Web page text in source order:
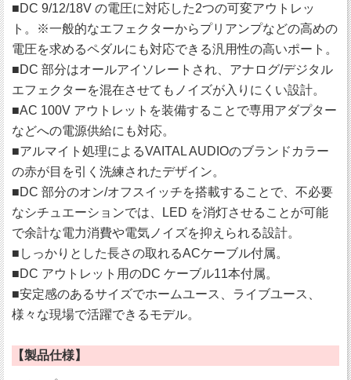
■DC 9/12/18V の電圧に対応した2つの可変アウトレッ
ト。※一般的なエフェクターからプリアンプなどの高めの
電圧を求めるペダルにも対応できる汎用性の高いポート。
■DC 部分はオールアイソレートされ、アナログ/デジタル
エフェクターを混在させてもノイズが入りにくい設計。
■AC 100V アウトレットを装備することで専用アダプター
などへの電源供給にも対応。
■アルマイト処理によるVAITAL AUDIOのブランドカラー
の赤が目を引く洗練されたデザイン。
■DC 部分のオン/オフスイッチを搭載することで、不必要
なシチュエーションでは、LED を消灯させることが可能
で余計な電力消費や電気ノイズを抑えられる設計。
■しっかりとした長さの取れるACケーブル付属。
■DC アウトレット用のDC ケーブル11本付属。
■安定感のあるサイズでホームユース、ライブユース、
様々な現場で活躍できるモデル。
【製品仕様】